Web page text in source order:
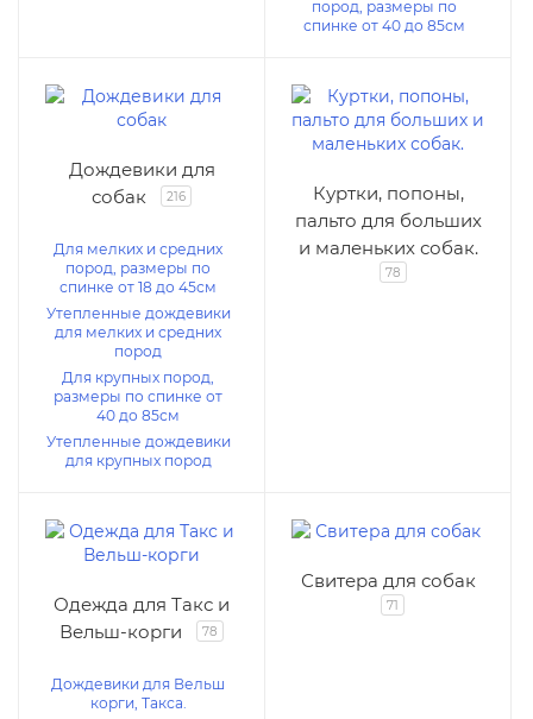
пород, размеры по
спинке от 40 до 85см
Дождевики для
собак
216
Для мелких и средних
пород, размеры по
спинке от 18 до 45см
Утепленные дождевики
для мелких и средних
пород
Для крупных пород,
размеры по спинке от
40 до 85см
Утепленные дождевики
для крупных пород
Куртки, попоны,
пальто для больших
и маленьких собак.
78
Одежда для Такс и
Вельш-корги
78
Дождевики для Вельш
корги, Такса.
Свитера для собак
71